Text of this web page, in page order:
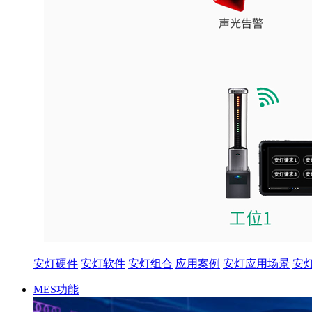
安灯硬件 安灯软件 安灯组合 应用案例 安灯应用场景 安
MES功能